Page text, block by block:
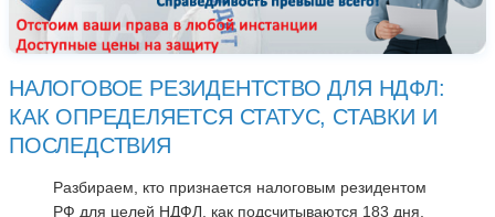
НАЛОГОВОЕ РЕЗИДЕНТСТВО ДЛЯ НДФЛ:
КАК ОПРЕДЕЛЯЕТСЯ СТАТУС, СТАВКИ И
ПОСЛЕДСТВИЯ
Разбираем, кто признается налоговым резидентом
РФ для целей НДФЛ, как подсчитываются 183 дня,